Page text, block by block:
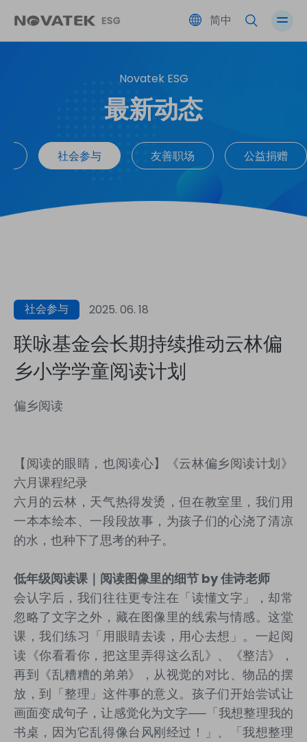
简中
永续蓝图 SDGs
环境永续
社会参与
风险管理
利害关系人
Novatek ESG
最新动态
社会参与 友善职场 公益捐赠
社会参与 2025. 06. 18
联咏基金会长期持续推动云林偏
乡小学学童阅读计划
偏乡阅读
【阅读的眼睛，也阅读心】《云林偏乡阅读计划》
六月课程纪录
六月的云林，天气热得发烫，但在教室里，我们用
一本本绘本、一段段故事，为孩子们的心浇了清凉
的水，也种下了思考的种子。
低年级阅读课｜阅读图像里的细节 by佳诗老师
会认字后，我们往往更专注在「读懂文字」，却常
忽略了文字之外，藏在图像里的线索与情感。这堂
课，我们练习「用眼睛去读，用心去想」。一起阅
读《你看看你，把这里弄得这么乱》、《整洁》，
再到《乱糟糟的弟弟》，从视觉的对比、物品的摆
放，到「整理」这件事的意义。孩子们开始尝试让
画面变成句子，让感觉化为文字──「我想整理我的
书桌，因为它乱得像台风刚经过！」、「我想整理